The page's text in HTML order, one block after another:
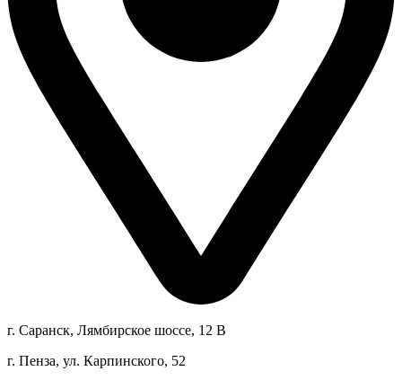
г. Саранск, Лямбирское шоссе, 12 В
г. Пенза, ул. Карпинского, 52